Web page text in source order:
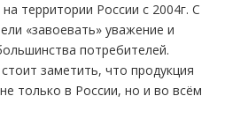
территории России с 2004г. С
«завоевать» уважение и
потребителей.
заметить, что продукция
только в России, но и во всём